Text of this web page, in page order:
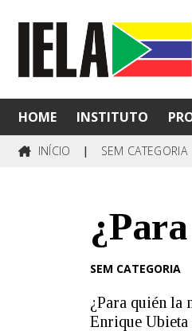
HOME INSTITUTO
INÍCIO | SEM CATEGORIA
SEM CATEGORIA
¿Para quién la
Enrique Ubieta